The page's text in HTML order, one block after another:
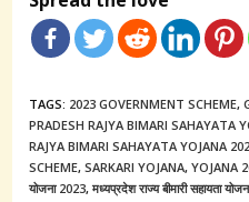
TAGS: 2023 GOVERNMENT SCHEME,
PRADESH RAJYA BIMARI SAHAYATA
RAJYA BIMARI SAHAYATA YOJANA
SCHEME, SARKARI YOJANA, YOJANA
योजना 2023, मध्यप्रदेश राज्य बीमारी सहायता